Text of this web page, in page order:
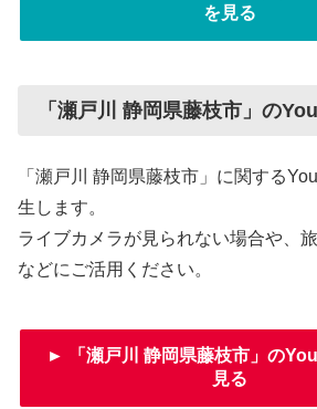
を見る
「瀬戸川 静岡県藤枝市」の
「瀬戸川 静岡県藤枝市」に関する
生します。
ライブカメラが見られない場合や、
などにご活用ください。
► 「瀬戸川 静岡県藤枝市」の
見る